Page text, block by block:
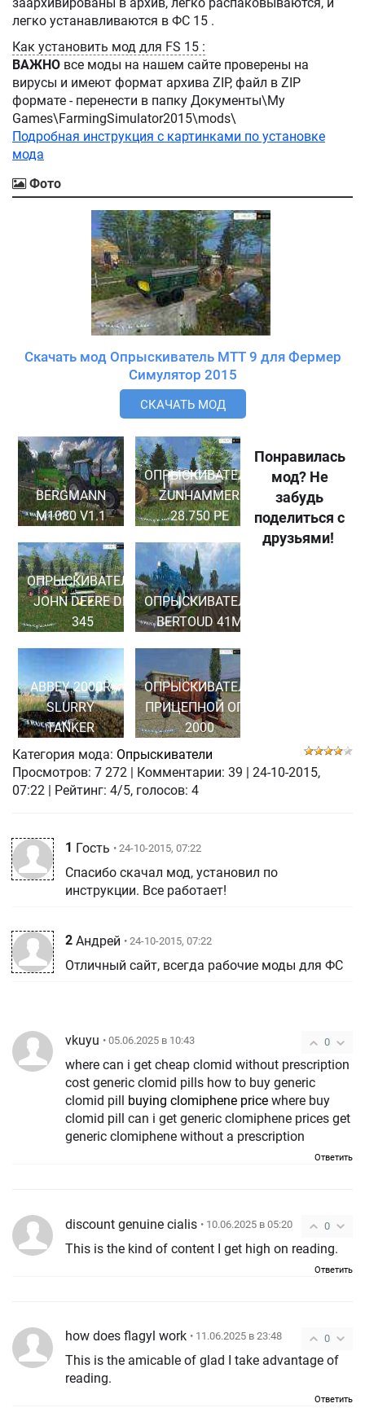
заархивированы в архив, легко распаковываются, и
легко устанавливаются в ФС 15 .
Как установить мод для FS 15 :
ВАЖНО все моды на нашем сайте проверены на
вирусы и имеют формат архива ZIP, файл в ZIP
формате - перенести в папку Документы\My
Games\FarmingSimulator2015\mods\
Подробная инструкция с картинками по установке
мода
Фото
Скачать мод Опрыскиватель MTT 9 для Фермер
Симулятор 2015
СКАЧАТЬ МОД
BERGMANN
M1080 V1.1
ОПРЫСКИВАТЕЛЬ
ZUNHAMMER
28.750 PE
ОПРЫСКИВАТЕЛЬ
JOHN DEERE DN
345
ОПРЫСКИВАТЕЛЬ
BERTOUD 41M
ABBEY 2000R
SLURRY
TANKER
ОПРЫСКИВАТЕЛЬ
ПРИЦЕПНОЙ ОПВ
2000
Понравилась
мод? Не
забудь
поделиться с
друзьями!
Категория мода: Опрыскиватели
Просмотров: 7 272 Комментарии: 39
24-10-2015,
07:22
| Рейтинг: 4/5, голосов: 4
1 Гость • 24-10-2015, 07:22
Спасибо скачал мод, установил по
инструкции. Все работает!
2 Андрей • 24-10-2015, 07:22
Отличный сайт, всегда рабочие моды для ФС
0
vkuyu • 05.06.2025 в 10:43
where can i get cheap clomid without prescription
cost generic clomid pills how to buy generic
clomid pill buying clomiphene price where buy
clomid pill can i get generic clomiphene prices get
generic clomiphene without a prescription
Ответить
0
discount genuine cialis • 10.06.2025 в 05:20
This is the kind of content I get high on reading.
Ответить
0
how does flagyl work • 11.06.2025 в 23:48
This is the amicable of glad I take advantage of
reading.
Ответить